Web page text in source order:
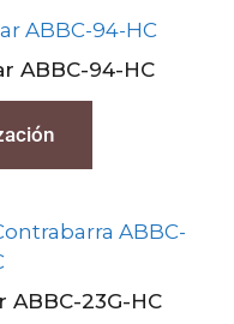
ABBC-94-HC
23G-HC